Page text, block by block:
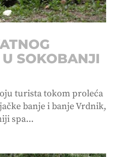
SOKOBANJI
turista tokom proleća
banje i banje Vrdnik,
spa...